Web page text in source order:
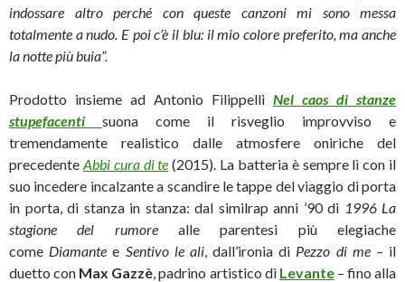
indossare altro perché con queste canzoni mi sono messa
totalmente a nudo. E poi c’è il blu: il mio colore preferito, ma anche
la notte più buia”.
Prodotto insieme ad Antonio Filippelli Nel caos di stanze
stupefacenti
suona come il risveglio improvviso e
tremendamente realistico dalle atmosfere oniriche del
precedente Abbi cura di te (2015). La batteria è sempre lì con il
suo incedere incalzante a scandire le tappe del viaggio di porta
in porta, di stanza in stanza: dal similrap anni ’90 di 1996 La
stagione del rumore alle parentesi più elegiache
come Diamantee Sentivo le ali, dall’ironia di Pezzo di me –il
duetto con Max Gazzè , padrino artistico di Levante – fino alla